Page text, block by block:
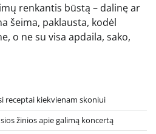
renkantis būstą – dalinę ar
šeima, paklausta, kodėl
o ne su visa apdaila, sako,
receptai kiekvienam skoniui
žinios apie galimą koncertą